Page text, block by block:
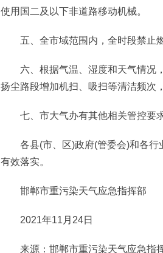
使用国二及以下非道路移动机械。
五、全市域范围内，全时段禁止燃
六、根据气温、湿度和天气情况，
扬尘路段增加机扫、吸扫等清洁频次
七、市大气办有其他相关管控要求
各县(市、区)政府(管委会)和各行
有效落实。
邯郸市重污染天气应急指挥部
2021年11月24日
来源：邯郸市重污染天气应急指